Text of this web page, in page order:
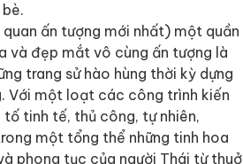
ấn tượng mới nhất) một quần
và đẹp mắt vô cùng ấn tượng là
trang sử hào hùng thời kỳ dựng
Với một loạt các công trình kiến
tinh tế, thủ công, tự nhiên,
một tổng thể những tinh hoa
phong tục của người Thái từ thuở